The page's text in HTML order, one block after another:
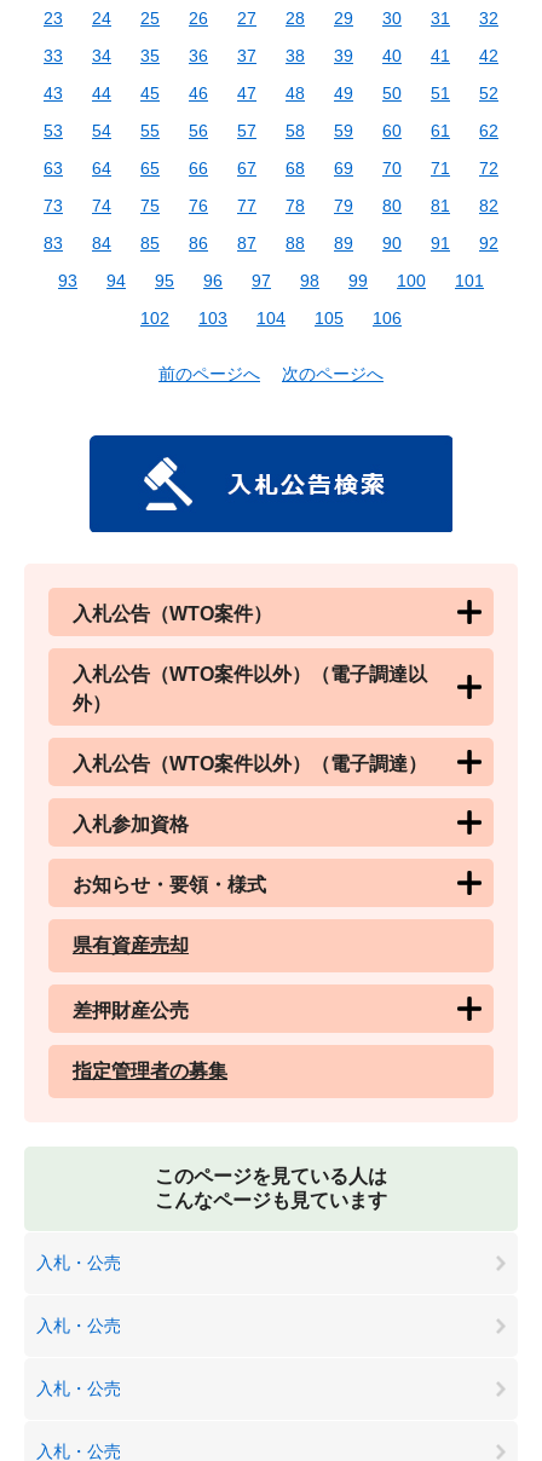
23
24 25 26 27 28 29 30 31
32
33
34 35 36 37 38 39 40 41
42
43
44 45 46 47 48 49 50 51
52
53
54 55 56 57 58 59 60 61
62
63
64 65 66 67 68 69 70 71
72
73
74 75 76 77 78 79 80 81
82
83
84 85 86 87 88 89 90 91
92
93
94 95 96 97 98 99 100
101
102
103 104 105 106
前のページへ 次のページへ
入札公告（WTO案件）
入札公告（WTO案件以外）（電子調達以
外）
入札公告（WTO案件以外）（電子調達）
入札参加資格
お知らせ・要領・様式
県有資産売却
差押財産公売
指定管理者の募集
このページを見ている人は
こんなページも見ています
入札・公売
入札・公売
入札・公売
入札・公売